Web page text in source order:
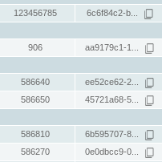
123456785 6c6f84c2-b...
906 aa9179c1-1...
586640 ee52ce62-2...
586650 45721a68-5...
586810 6b595707-8...
586270 0e0dbcc9-0...